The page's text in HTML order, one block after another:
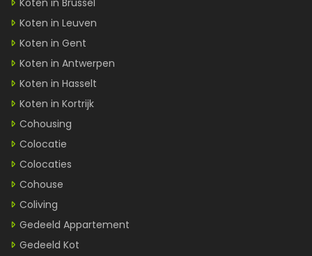
Koten in Leuven
Koten in Gent
Koten in Antwerpen
Koten in Hasselt
Koten in Kortrijk
Cohousing
Colocatie
Colocaties
Cohouse
Coliving
Gedeeld Appartement
Gedeeld Kot